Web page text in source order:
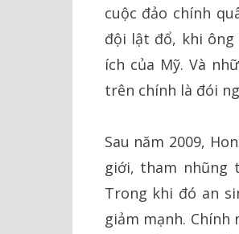
cuộc đảo chính
đội lật đổ, khi
ích của Mỹ. Và
trên chính là đói
Sau năm 2009,
giới, tham nhũng
Trong khi đó an
giảm mạnh.